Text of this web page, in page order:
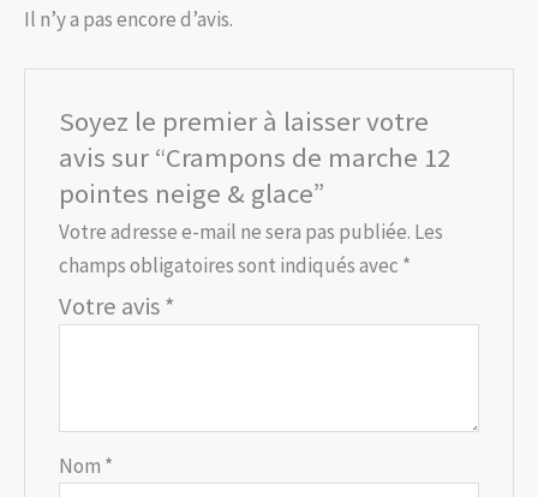
Il n’y a pas encore d’avis.
Soyez le premier à laisser votre
avis sur “Crampons de marche 12
pointes neige & glace”
Votre adresse e-mail ne sera pas publiée. Les
champs obligatoires sont indiqués avec *
Votre avis*
Nom *